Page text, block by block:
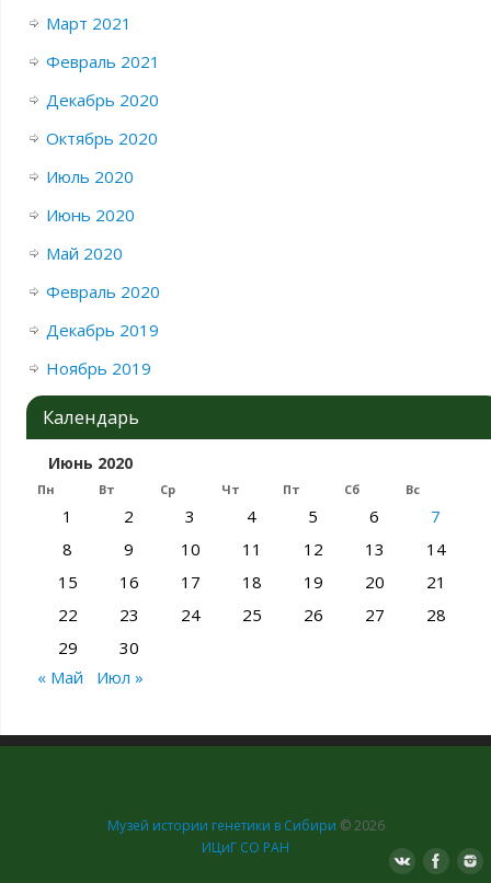
Март 2021
Февраль 2021
Декабрь 2020
Октябрь 2020
Июль 2020
Июнь 2020
Май 2020
Февраль 2020
Декабрь 2019
Ноябрь 2019
Календарь
Июнь 2020
Пн Вт Ср Чт Пт Сб Вс
1 2 3 4 5 6
7
8
9 10 11 12 13
14
15
16 17 18 19 20
21
22
23 24 25 26 27
28
29
30
« Май
Июл »
Музей истории генетики в Сибири © 2026
ИЦиГ СО РАН